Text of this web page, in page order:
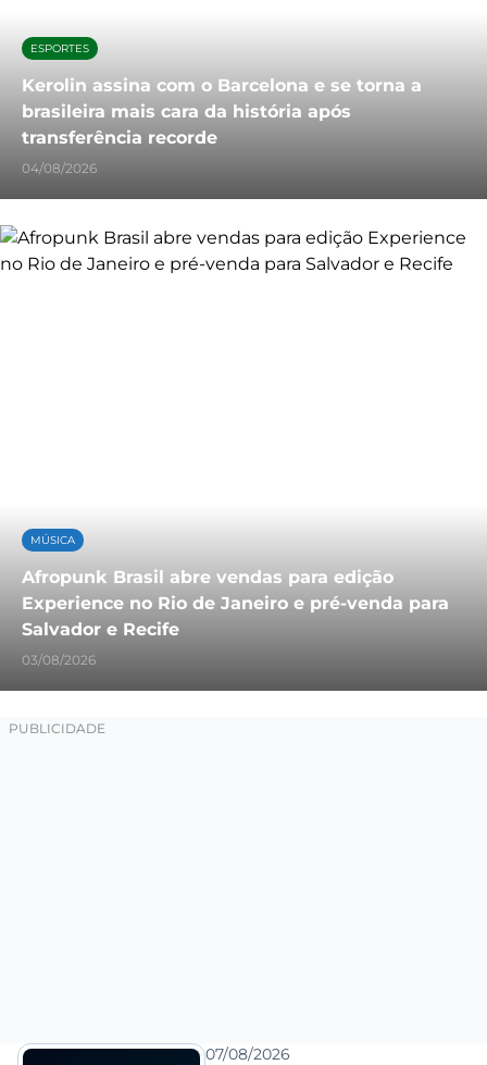
ESPORTES
Kerolin assina com o Barcelona e se torna a
brasileira mais cara da história após
transferência recorde
04/08/2026
MÚSICA
Afropunk Brasil abre vendas para edição
Experience no Rio de Janeiro e pré-venda para
Salvador e Recife
03/08/2026
07/08/2026